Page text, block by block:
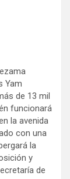
Yam
de 13 mil
funcionará
la avenida
con una
la
y
de